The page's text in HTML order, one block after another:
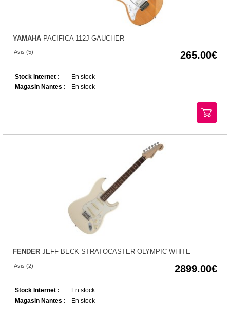
YAMAHA PACIFICA 112J GAUCHER
Avis (5) 265.00
Stock Internet :
En stock
Magasin Nantes :
En stock
FENDER JEFF BECK STRATOCASTER OLYMPIC WHITE
Avis (2) 2899.00
Stock Internet :
En stock
Magasin Nantes :
En stock